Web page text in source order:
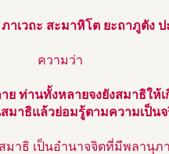
าเวถะ สะมาหิโต ยะถาภูตัง
ความว่า
ย ท่านทั้งหลายจงยังสมาธิให้เ
มาธิแล้วย่อมรู้ตามความเป็นจ
มาธิ เป็นอำนาจจิตที่มีพลานุภ